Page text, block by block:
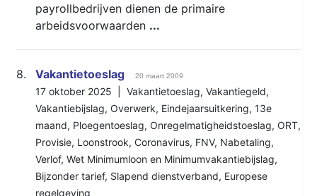
payrollbedrijven dienen de primaire
arbeidsvoorwaarden ...
8. Vakantietoeslag 20 maart 2009
17 oktober 2025 | Vakantietoeslag, Vakantiegeld,
Vakantiebijslag, Overwerk, Eindejaarsuitkering, 13e
maand, Ploegentoeslag, Onregelmatigheidstoeslag, ORT,
Provisie, Loonstrook, Coronavirus, FNV, Nabetaling,
Verlof, Wet Minimumloon en Minimumvakantiebijslag,
Bijzonder tarief, Slapend dienstverband, Europese
regelgeving